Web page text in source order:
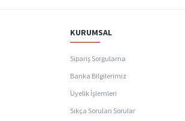
KURUMSAL
Sipariş Sorgulama
Banka Bilgilerimiz
Üyelik İşlemleri
Sıkça Sorulan Sorular